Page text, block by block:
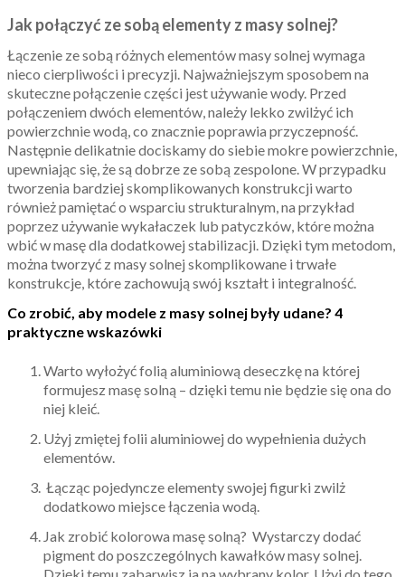
Jak połączyć ze sobą elementy z masy solnej?
Łączenie ze sobą różnych elementów masy solnej wymaga
nieco cierpliwości i precyzji. Najważniejszym sposobem na
skuteczne połączenie części jest używanie wody. Przed
połączeniem dwóch elementów, należy lekko zwilżyć ich
powierzchnie wodą, co znacznie poprawia przyczepność.
Następnie delikatnie dociskamy do siebie mokre powierzchnie,
upewniając się, że są dobrze ze sobą zespolone. W przypadku
tworzenia bardziej skomplikowanych konstrukcji warto
również pamiętać o wsparciu strukturalnym, na przykład
poprzez używanie wykałaczek lub patyczków, które można
wbić w masę dla dodatkowej stabilizacji. Dzięki tym metodom,
można tworzyć z masy solnej skomplikowane i trwałe
konstrukcje, które zachowują swój kształt i integralność.
Co zrobić, aby modele z masy solnej były udane? 4
praktyczne wskazówki
Warto wyłożyć folią aluminiową deseczkę na której
formujesz masę solną – dzięki temu nie będzie się ona do
niej kleić.
Użyj zmiętej folii aluminiowej do wypełnienia dużych
elementów.
Łącząc pojedyncze elementy swojej figurki zwilż
dodatkowo miejsce łączenia wodą.
Jak zrobić kolorowa masę solną? Wystarczy dodać
pigment do poszczególnych kawałków masy solnej.